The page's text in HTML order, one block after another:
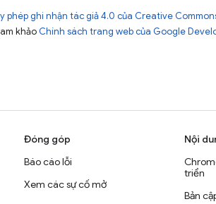
phép ghi nhận tác giả 4.0 của Creative
khảo Chính sách trang web của Google
Đóng góp
Báo cáo lỗi
Xem các sự cố mở
Nội
triển
Bản